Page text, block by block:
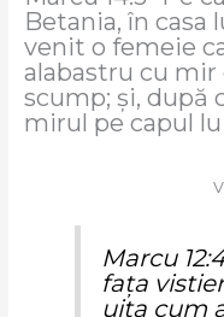
Betania, în casa
venit o femeie
alabastru cu mir
scump; şi, după
mirul pe capul
Marcu
faţa
uita cum